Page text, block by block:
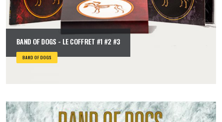
BAND OF DOGS - LE COFFRET #1 #2 #3
BAND OF DOGS